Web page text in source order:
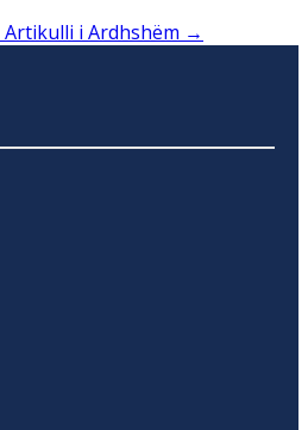
Artikulli i Ardhshëm →